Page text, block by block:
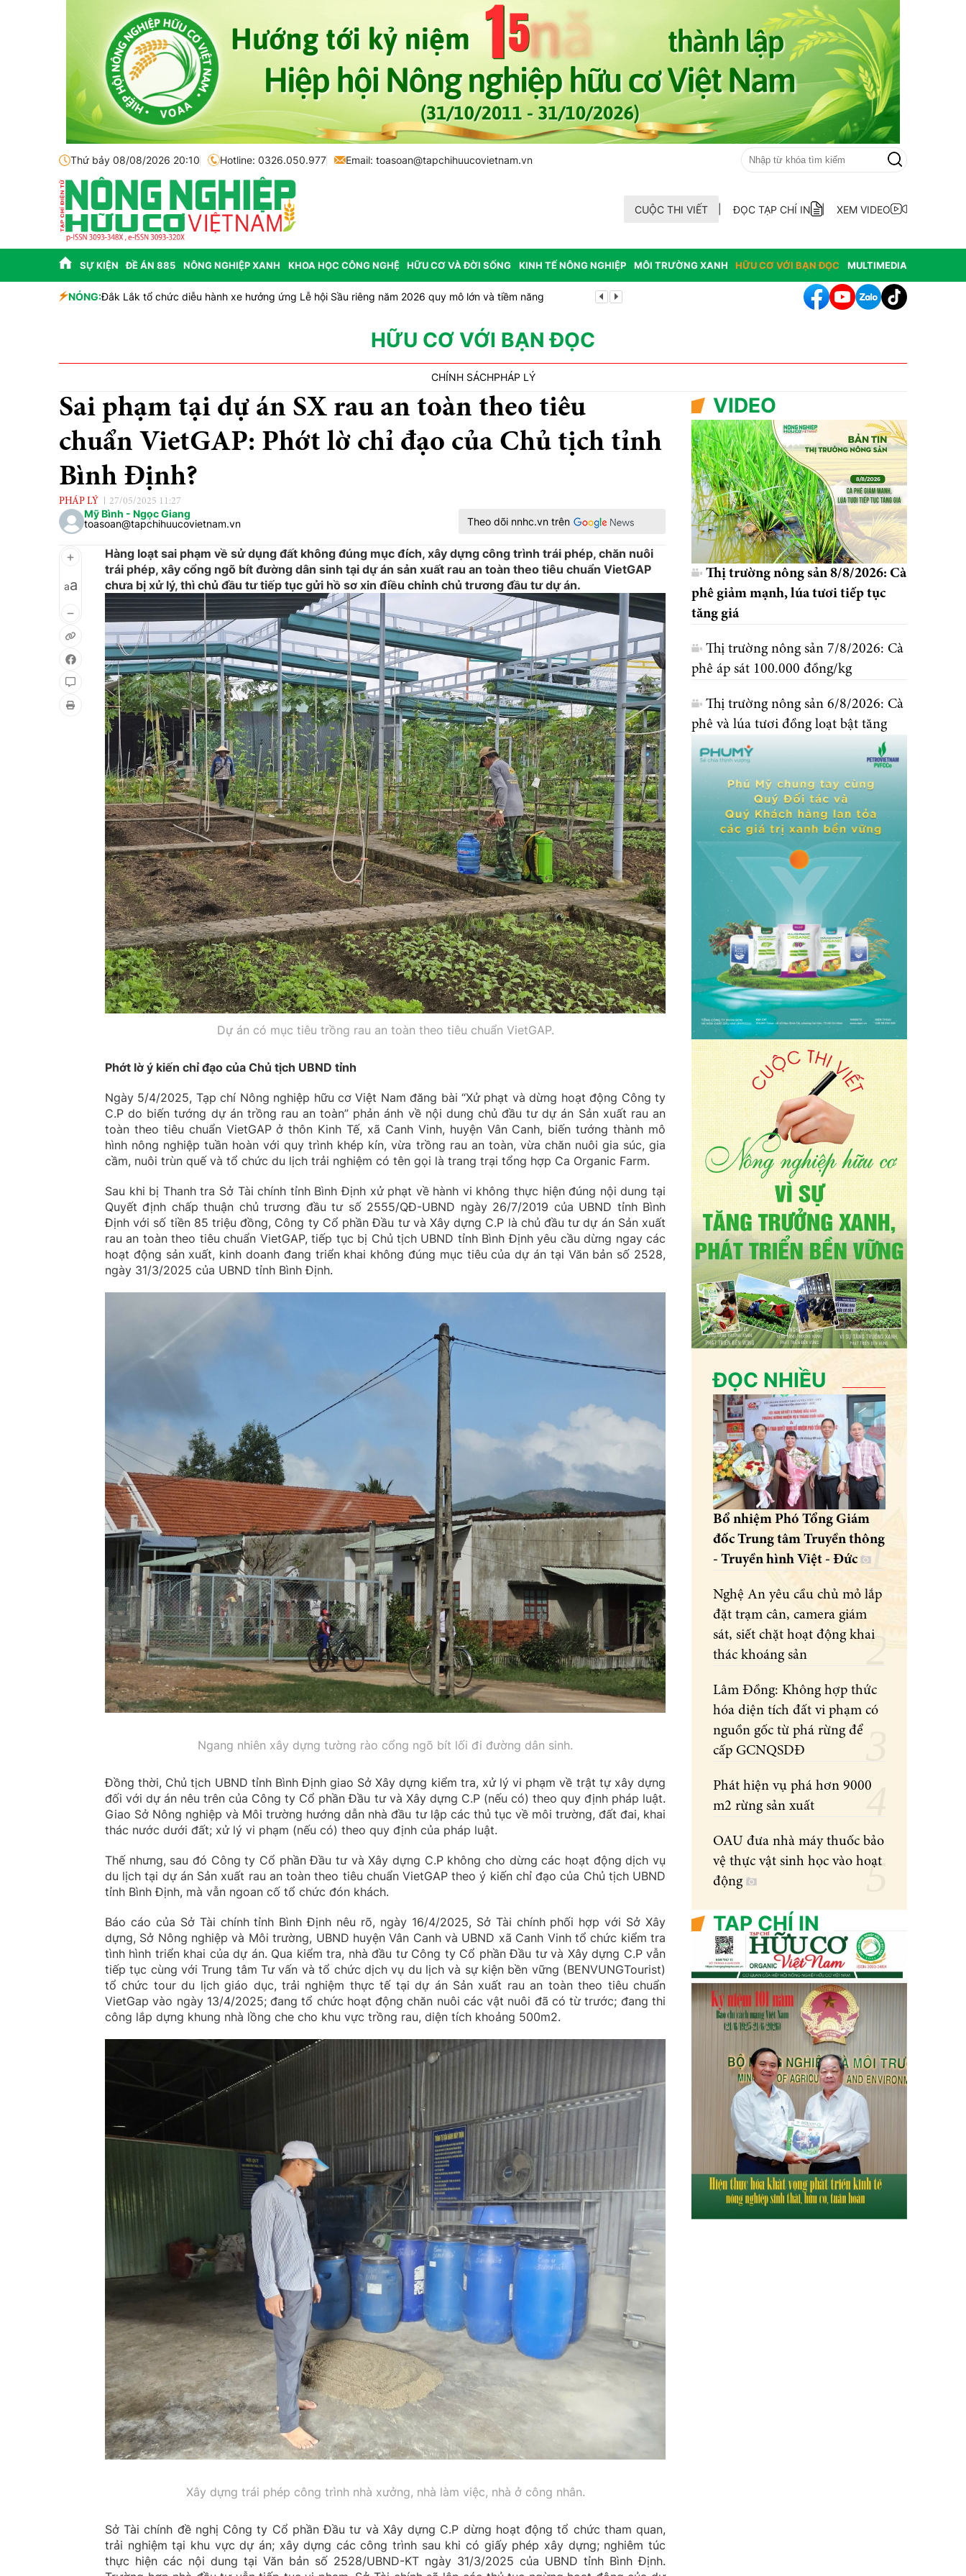
Thứ bảy 08/08/2026 20:10 Hotline: 0326.050.977 Email: toasoan@tapchihuucovietnam.vn
CUỘC THI VIẾT ĐỌC TẠP CHÍ IN XEM VIDEO
SỰ KIỆN ĐỀ ÁN 885 NÔNG NGHIỆP XANH KHOA HỌC CÔNG NGHỆ HỮU CƠ VÀ ĐỜI SỐNG KINH TẾ NÔNG NGHIỆP MÔI TRƯỜNG XANH HỮU CƠ VỚI BẠN ĐỌC MULTIMEDIA
NÓNG:Đắk Lắk tổ chức diễu hành xe hưởng ứng Lễ hội Sầu riêng năm 2026 quy mô lớn và tiềm năng Vĩnh Long phát hiện 9 mẫu xăng dầu kém chất lượng
HỮU CƠ VỚI BẠN ĐỌC
CHÍNH SÁCHPHÁP LÝ
Sai phạm tại dự án SX rau an toàn theo tiêu
chuẩn VietGAP: Phớt lờ chỉ đạo của Chủ tịch tỉnh
Bình Định?
PHÁP LÝ 27/05/2025 11:27
Mỹ Bình - Ngọc Giang
toasoan@tapchihuucovietnam.vn
Theo dõi nnhc.vn trên
aa
Hàng loạt sai phạm về sử dụng đất không đúng mục đích, xây dựng công trình trái phép, chăn nuôi
trái phép, xây cổng ngõ bít đường dân sinh tại dự án sản xuất rau an toàn theo tiêu chuẩn VietGAP
chưa bị xử lý, thì chủ đầu tư tiếp tục gửi hồ sơ xin điều chỉnh chủ trương đầu tư dự án.
Dự án có mục tiêu trồng rau an toàn theo tiêu chuẩn VietGAP.
Phớt lờ ý kiến chỉ đạo của Chủ tịch UBND tỉnh
Ngày 5/4/2025, Tạp chí Nông nghiệp hữu cơ Việt Nam đăng bài “Xử phạt và dừng hoạt động Công ty
C.P do biến tướng dự án trồng rau an toàn” phản ánh về nội dung chủ đầu tư dự án Sản xuất rau an
toàn theo tiêu chuẩn VietGAP ở thôn Kinh Tế, xã Canh Vinh, huyện Vân Canh, biến tướng thành mô
hình nông nghiệp tuần hoàn với quy trình khép kín, vừa trồng rau an toàn, vừa chăn nuôi gia súc, gia
cầm, nuôi trùn quế và tổ chức du lịch trải nghiệm có tên gọi là trang trại tổng hợp Ca Organic Farm.
Sau khi bị Thanh tra Sở Tài chính tỉnh Bình Định xử phạt về hành vi không thực hiện đúng nội dung tại
Quyết định chấp thuận chủ trương đầu tư số 2555/QĐ-UBND ngày 26/7/2019 của UBND tỉnh Bình
Định với số tiền 85 triệu đồng, Công ty Cổ phần Đầu tư và Xây dựng C.P là chủ đầu tư dự án Sản xuất
rau an toàn theo tiêu chuẩn VietGAP, tiếp tục bị Chủ tịch UBND tỉnh Bình Định yêu cầu dừng ngay các
hoạt động sản xuất, kinh doanh đang triển khai không đúng mục tiêu của dự án tại Văn bản số 2528,
ngày 31/3/2025 của UBND tỉnh Bình Định.
Ngang nhiên xây dựng tường rào cổng ngõ bít lối đi đường dân sinh.
Đồng thời, Chủ tịch UBND tỉnh Bình Định giao Sở Xây dựng kiểm tra, xử lý vi phạm về trật tự xây dựng
đối với dự án nêu trên của Công ty Cổ phần Đầu tư và Xây dựng C.P (nếu có) theo quy định pháp luật.
Giao Sở Nông nghiệp và Môi trường hướng dẫn nhà đầu tư lập các thủ tục về môi trường, đất đai, khai
thác nước dưới đất; xử lý vi phạm (nếu có) theo quy định của pháp luật.
Thế nhưng, sau đó Công ty Cổ phần Đầu tư và Xây dựng C.P không cho dừng các hoạt động dịch vụ
du lịch tại dự án Sản xuất rau an toàn theo tiêu chuẩn VietGAP theo ý kiến chỉ đạo của Chủ tịch UBND
tỉnh Bình Định, mà vẫn ngoan cố tổ chức đón khách.
Báo cáo của Sở Tài chính tỉnh Bình Định nêu rõ, ngày 16/4/2025, Sở Tài chính phối hợp với Sở Xây
dựng, Sở Nông nghiệp và Môi trường, UBND huyện Vân Canh và UBND xã Canh Vinh tổ chức kiểm tra
tình hình triển khai của dự án. Qua kiểm tra, nhà đầu tư Công ty Cổ phần Đầu tư và Xây dựng C.P vẫn
tiếp tục cùng với Trung tâm Tư vấn và tổ chức dịch vụ du lịch và sự kiện bền vững (BENVUNGTourist)
tổ chức tour du lịch giáo dục, trải nghiệm thực tế tại dự án Sản xuất rau an toàn theo tiêu chuẩn
VietGap vào ngày 13/4/2025; đang tổ chức hoạt động chăn nuôi các vật nuôi đã có từ trước; đang thi
công lắp dựng khung nhà lồng che cho khu vực trồng rau, diện tích khoảng 500m2.
Xây dựng trái phép công trình nhà xưởng, nhà làm việc, nhà ở công nhân.
Sở Tài chính đề nghị Công ty Cổ phần Đầu tư và Xây dựng C.P dừng hoạt động tổ chức tham quan,
trải nghiệm tại khu vực dự án; xây dựng các công trình sau khi có giấy phép xây dựng; nghiêm túc
thực hiện các nội dung tại Văn bản số 2528/UBND-KT ngày 31/3/2025 của UBND tỉnh Bình Định.
VIDEO
Thị trường nông sản 8/8/2026: Cà
phê giảm mạnh, lúa tươi tiếp tục
tăng giá
Thị trường nông sản 7/8/2026: Cà
phê áp sát 100.000 đồng/kg
Thị trường nông sản 6/8/2026: Cà
phê và lúa tươi đồng loạt bật tăng
ĐỌC NHIỀU
Bổ nhiệm Phó Tổng Giám
đốc Trung tâm Truyền thông
- Truyền hình Việt - Đức
Nghệ An yêu cầu chủ mỏ lắp
đặt trạm cân, camera giám
sát, siết chặt hoạt động khai
thác khoáng sản
Lâm Đồng: Không hợp thức
hóa diện tích đất vi phạm có
nguồn gốc từ phá rừng để
cấp GCNQSDĐ
Phát hiện vụ phá hơn 9000
m2 rừng sản xuất
OAU đưa nhà máy thuốc bảo
vệ thực vật sinh học vào hoạt
động
TẠP CHÍ IN